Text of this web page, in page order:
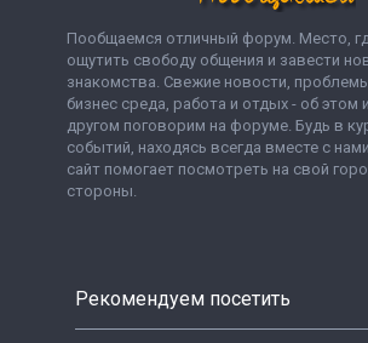
Пообщаемся отличный форум. Место,
ощутить свободу общения и завести
знакомства. Свежие новости,
бизнес среда, работа и отдых - об этом
другом поговорим на форуме. Будь в
событий, находясь всегда вместе с
сайт помогает посмотреть на свой
стороны.
Рекомендуем посетить